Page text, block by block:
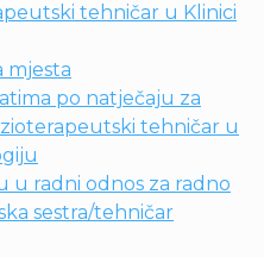
tehničar u Klinici
mjesta
po natječaju za
tehničar u
u radni odnos za radno
sestra/tehničar